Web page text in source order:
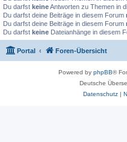
Du darfst keineAntworten zu Themen in
Du darfst deine Beiträge in diesem Forum
Du darfst deine Beiträge in diesem Forum
Du darfst keine Dateianhänge in diesem
Portal Foren-Übersicht
Powered by phpBB®
Deutsche
Datenschutz|